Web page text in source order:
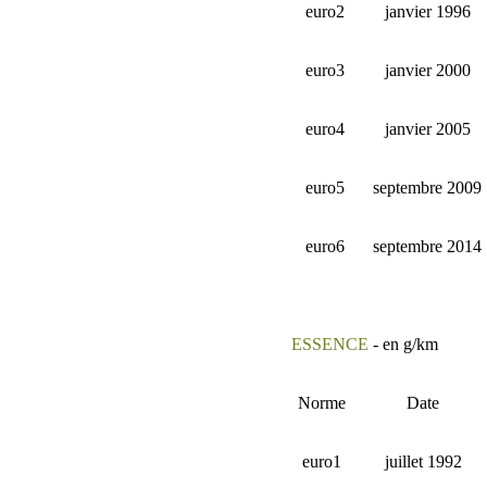
euro2 janvier 1996
euro3 janvier 2000
euro4 janvier 2005
euro5 septembre 2009
euro6 septembre 2014
ESSENCE - en g/km
Norme Date
euro1 juillet 1992